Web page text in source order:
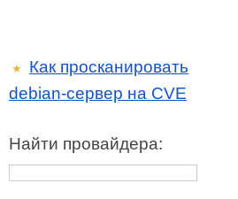
★
Как просканировать
debian-сервер на CVE
Найти провайдера: